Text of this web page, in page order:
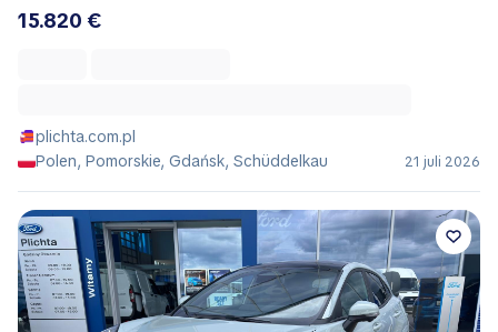
15.820 €
plichta.com.pl
Polen, Pomorskie, Gdańsk, Schüddelkau
21 juli 2026